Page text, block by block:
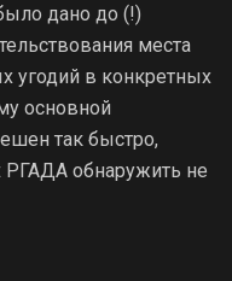
дано до (!)
места
угодий в конкретных
основной
так быстро,
РГАДА обнаружить не